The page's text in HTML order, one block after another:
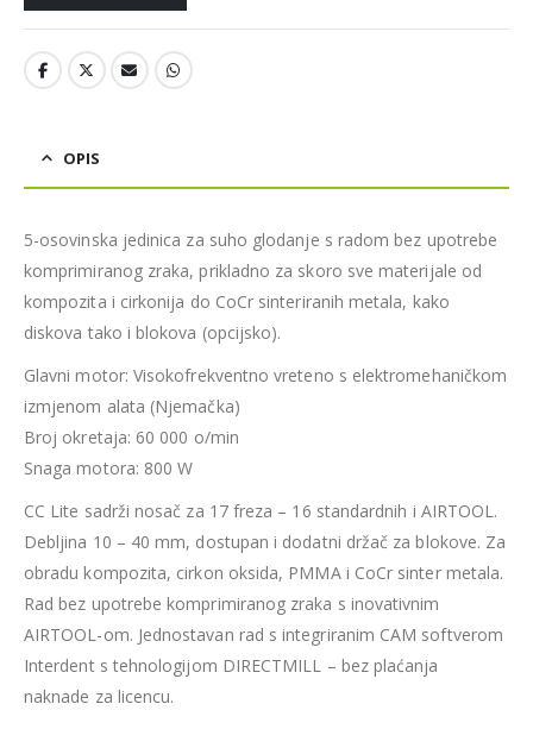
OPIS
5-osovinska jedinica za suho glodanje s radom bez upotrebe
komprimiranog zraka, prikladno za skoro sve materijale od
kompozita i cirkonija do CoCr sinteriranih metala, kako
diskova tako i blokova (opcijsko).
Glavni motor: Visokofrekventno vreteno s elektromehaničkom
izmjenom alata (Njemačka)
Broj okretaja: 60 000 o/min
Snaga motora: 800 W
CC Lite sadrži nosač za 17 freza – 16 standardnih i AIRTOOL.
Debljina 10 – 40 mm, dostupan i dodatni držač za blokove. Za
obradu kompozita, cirkon oksida, PMMA i CoCr sinter metala.
Rad bez upotrebe komprimiranog zraka s inovativnim
AIRTOOL-om. Jednostavan rad s integriranim CAM softverom
Interdent s tehnologijom DIRECTMILL – bez plaćanja
naknade za licencu.